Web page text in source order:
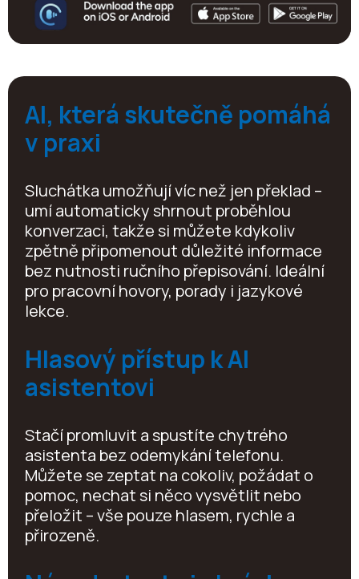
AI, která skutečně pomáhá
v praxi
Sluchátka umožňují víc než jen překlad –
umí automaticky shrnout proběhlou
konverzaci, takže si můžete kdykoliv
zpětně připomenout důležité informace
bez nutnosti ručního přepisování. Ideální
pro pracovní hovory, porady i jazykové
lekce.
Hlasový přístup k AI
asistentovi
Stačí promluvit a spustíte chytrého
asistenta bez odemykání telefonu.
Můžete se zeptat na cokoliv, požádat o
pomoc, nechat si něco vysvětlit nebo
přeložit – vše pouze hlasem, rychle a
přirozeně.